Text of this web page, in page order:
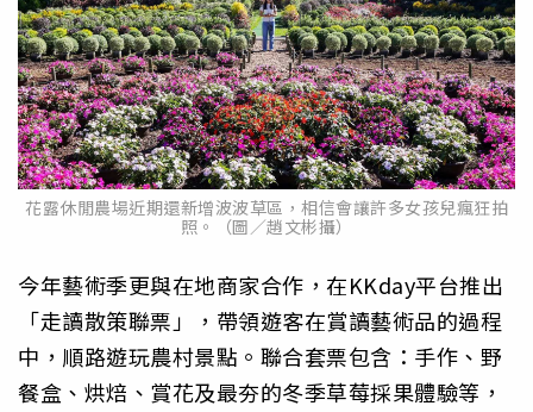
花露休閒農場近期還新增波波草區，相信會讓許多女孩兒瘋狂拍
照。（圖／趙文彬攝）
今年藝術季更與在地商家合作，在KKday平台推出
「走讀散策聯票」，帶領遊客在賞讀藝術品的過程
中，順路遊玩農村景點。聯合套票包含：手作、野
餐盒、烘焙、賞花及最夯的冬季草莓採果體驗等，